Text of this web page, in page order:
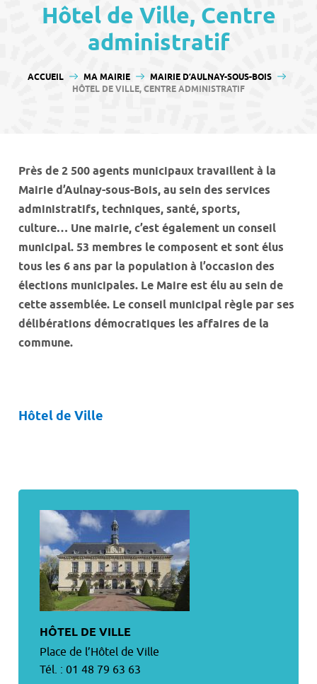
Hôtel de Ville, Centre
administratif
VOUS ÊTES ICI :
ACCUEIL MA MAIRIE
MAIRIE D’AULNAY-SOUS-BOIS
HÔTEL DE VILLE, CENTRE ADMINISTRATIF
Près de 2 500 agents municipaux travaillent à la
Mairie d’Aulnay-sous-Bois, au sein des services
administratifs, techniques, santé, sports,
culture… Une mairie, c’est également un conseil
municipal. 53 membres le composent et sont élus
tous les 6 ans par la population à l’occasion des
élections municipales. Le Maire est élu au sein de
cette assemblée. Le conseil municipal règle par ses
délibérations démocratiques les affaires de la
commune.
Hôtel de Ville
HÔTEL DE VILLE
Place de l’Hôtel de Ville
Tél. : 01 48 79 63 63